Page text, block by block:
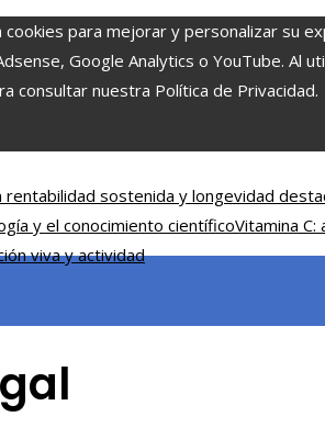
para mejorar y personalizar su
Google Analytics o YouTube. Al
consultar nuestra Política de Privacidad.
rentabilidad sostenida y longevidad
y el conocimiento científicoVitamina
viva y actividad